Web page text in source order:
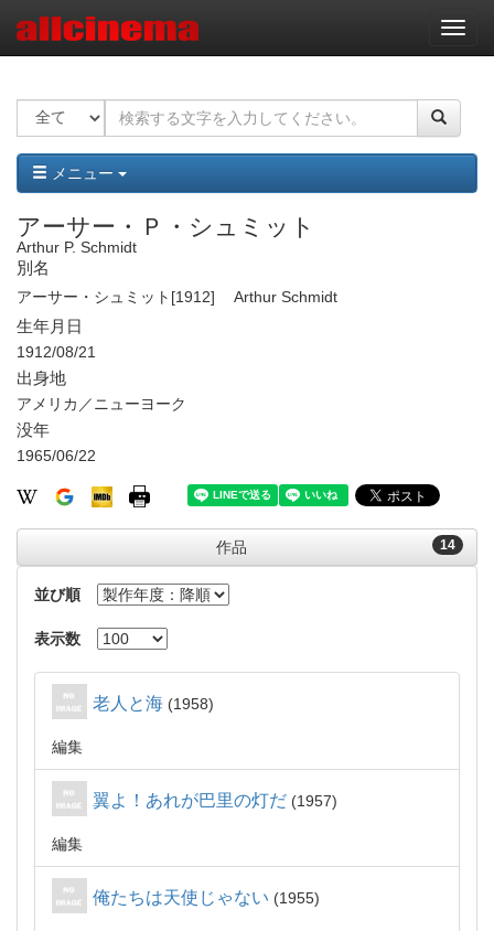
ナ
ビ
ー
ョ
ン
メニュー
アーサー・Ｐ・シュミット
Arthur P. Schmidt
別名
アーサー・シュミット[1912] Arthur Schmidt
生年月日
1912/08/21
出身地
アメリカ／ニューヨーク
没年
1965/06/22
14
作品
並び順
表示数
老人と海 1958
編集
翼よ！あれが巴里の灯だ 1957
編集
俺たちは天使じゃない 1955